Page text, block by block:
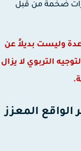
ضخمة من قبل
وليست بديلاً عن
التربوي لا يزال
المعزز